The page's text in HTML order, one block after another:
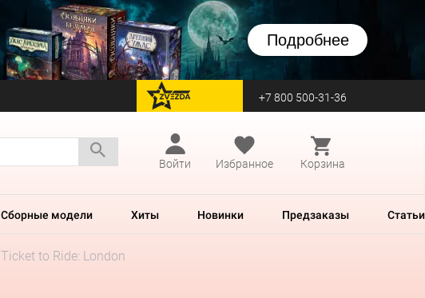
Подробнее
перейти на Zvezda +7 800 500-31-36
Войти
Избранное Корзина
Сборные модели Хиты Новинки Предзаказы Статьи
Ticket to Ride: London